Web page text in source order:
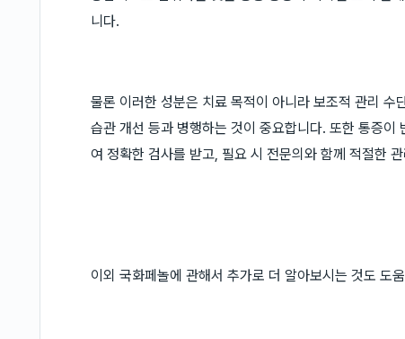
니다.
물론 이러한 성분은 치료 목적이 아니라 보조적 관리
습관 개선 등과 병행하는 것이 중요합니다. 또한 통증
여 정확한 검사를 받고, 필요 시 전문의와 함께 적절한
이외 국화페놀에 관해서 추가로 더 알아보시는 것도 도